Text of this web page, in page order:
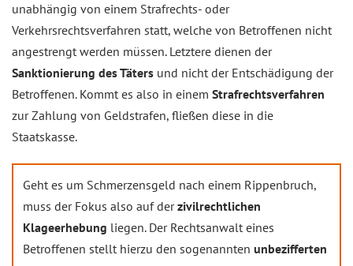
unabhängig von einem Strafrechts- oder
Verkehrsrechtsverfahren statt, welche von Betroffenen nicht
angestrengt werden müssen. Letztere dienen der
Sanktionierung des Täters und nicht der Entschädigung der
Betroffenen. Kommt es also in einem Strafrechtsverfahren
zur Zahlung von Geldstrafen, fließen diese in die
Staatskasse.
Geht es um Schmerzensgeld nach einem Rippenbruch,
muss der Fokus also auf derzivilrechtlichen
Klageerhebung liegen. Der Rechtsanwalt eines
Betroffenen stellt hierzu den sogenannten unbezifferten